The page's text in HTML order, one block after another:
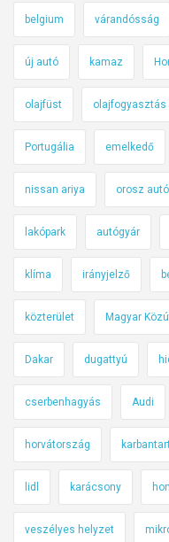
belgium várandósság
új autó kamaz
olajfüst olajfogyasztás
Portugália emelkedő
nissan ariya orosz autó
lakópark autógyár
klíma irányjelző
közterület Magyar
Dakar dugattyú
cserbenhagyás Audi
horvátország
lidl karácsony
veszélyes helyzet